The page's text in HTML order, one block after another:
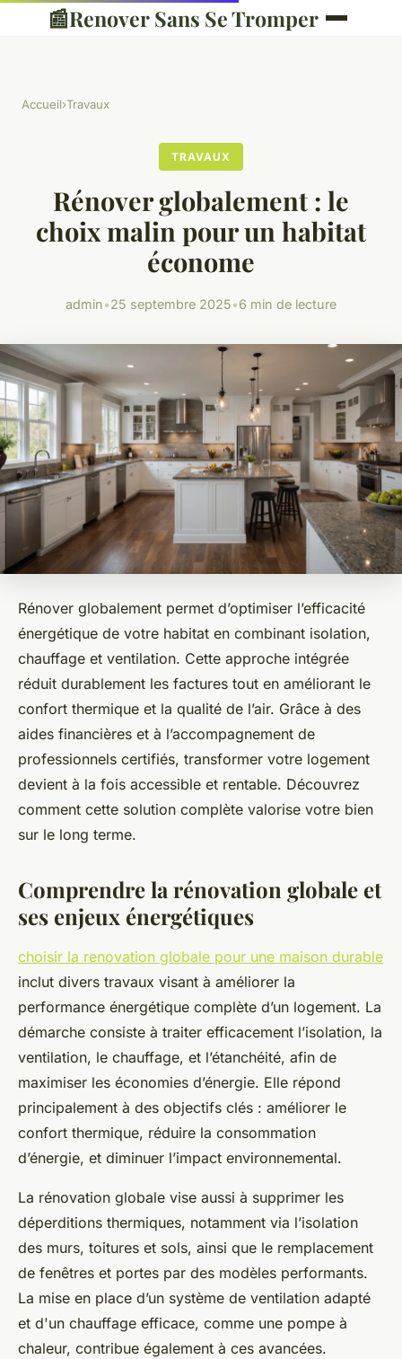
📰Renover Sans Se Tromper
Accueil›Travaux
TRAVAUX
Rénover globalement : le
choix malin pour un habitat
économe
admin•25 septembre 2025•6 min de lecture
Rénover globalement permet d’optimiser l’efficacité
énergétique de votre habitat en combinant isolation,
chauffage et ventilation. Cette approche intégrée
réduit durablement les factures tout en améliorant le
confort thermique et la qualité de l’air. Grâce à des
aides financières et à l’accompagnement de
professionnels certifiés, transformer votre logement
devient à la fois accessible et rentable. Découvrez
comment cette solution complète valorise votre bien
sur le long terme.
Comprendre la rénovation globale et
ses enjeux énergétiques
choisir la renovation globale pour une maison durable
inclut divers travaux visant à améliorer la
performance énergétique complète d’un logement. La
démarche consiste à traiter efficacement l’isolation, la
ventilation, le chauffage, et l’étanchéité, afin de
maximiser les économies d’énergie. Elle répond
principalement à des objectifs clés : améliorer le
confort thermique, réduire la consommation
d’énergie, et diminuer l’impact environnemental.
La rénovation globale vise aussi à supprimer les
déperditions thermiques, notamment via l’isolation
des murs, toitures et sols, ainsi que le remplacement
de fenêtres et portes par des modèles performants.
La mise en place d’un système de ventilation adapté
et d'un chauffage efficace, comme une pompe à
chaleur, contribue également à ces avancées.